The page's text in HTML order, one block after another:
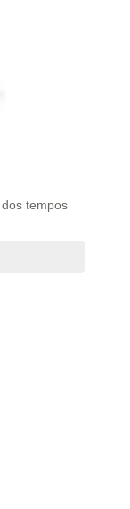
tempos